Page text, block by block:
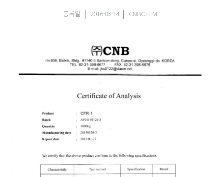
등록일 2016-03-14 CNBCHEM